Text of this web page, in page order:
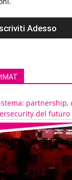
partnership,
del futuro